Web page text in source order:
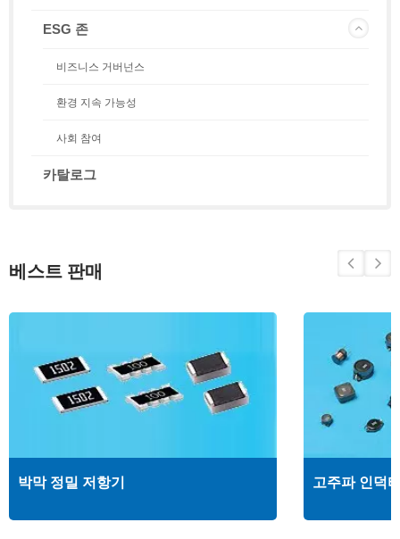
ESG 존
비즈니스 거버넌스
환경 지속 가능성
사회 참여
카탈로그
베스트 판매
박막 정밀 저항기 고주파 인덕